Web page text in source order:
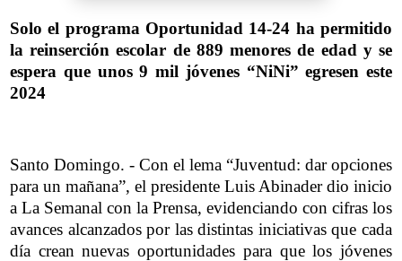
Solo el programa Oportunidad 14-24 ha permitido
la reinserción escolar de 889 menores de edad y se
espera que unos 9 mil jóvenes “NiNi” egresen este
2024
Santo Domingo. - Con el lema “Juventud: dar opciones
para un mañana”, el presidente Luis Abinader dio inicio
a La Semanal con la Prensa, evidenciando con cifras los
avances alcanzados por las distintas iniciativas que cada
día crean nuevas oportunidades para que los jóvenes